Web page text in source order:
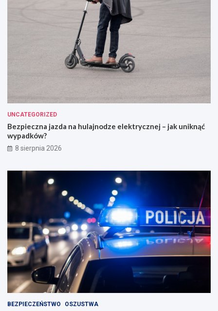
UNCATEGORIZED
Bezpieczna jazda na hulajnodze elektrycznej – jak uniknąć
wypadków?
8 sierpnia 2026
BEZPIECZEŃSTWO OSZUSTWA